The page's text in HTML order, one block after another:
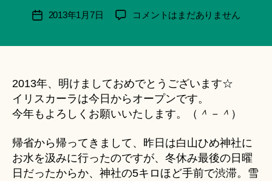
品
IRISCALA
投
u
a
ts
u
ki
投
2013年1月7日
2013
と、
今
年
の
負。
へ
の
コメントはまだありません
2013年、明けましておめでとうございます☆
イリスカーラは今日からオープンです。
今年もよろしくお願いいたします。（ ＾－＾ ）
帰省から帰ってきまして、昨日は白山ひめ神社に
お水を汲みに行ったのですが、冬休み最後の日曜
日だったからか、神社の5キロほど手前で渋滞。雪